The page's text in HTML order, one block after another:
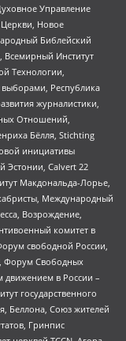
Управление
Церкви, Новое
Библейский
Всемирный Институт
Технологии,
Республика
журналистики,
Отношений,
Бёлля, Stichting
инициативы
Эстонии, Calvert 22
Макдональда-Лорье,
Международный
Возрождение,
комитет в
свободной России,
Форум Свободных
движением в России –
государственного
Беллона, Союз жителей
Гринпис